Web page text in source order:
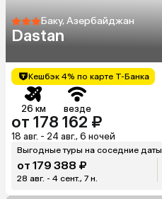
Баку, Азербайджан
Dastan
Кешбэк 4% по карте Т-Банка
26 км везде
от 178 162 ₽
18 авг. - 24 авг., 6 ночей
Выгодные туры на соседние даты
от 179 388 ₽
28 авг. - 4 сент., 7 н.